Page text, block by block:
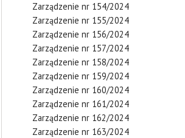
Zarządzenie nr 154/2024
Zarządzenie nr 155/2024
Zarządzenie nr 156/2024
Zarządzenie nr 157/2024
Zarządzenie nr 158/2024
Zarządzenie nr 159/2024
Zarządzenie nr 160/2024
Zarządzenie nr 161/2024
Zarządzenie nr 162/2024
Zarządzenie nr 163/2024